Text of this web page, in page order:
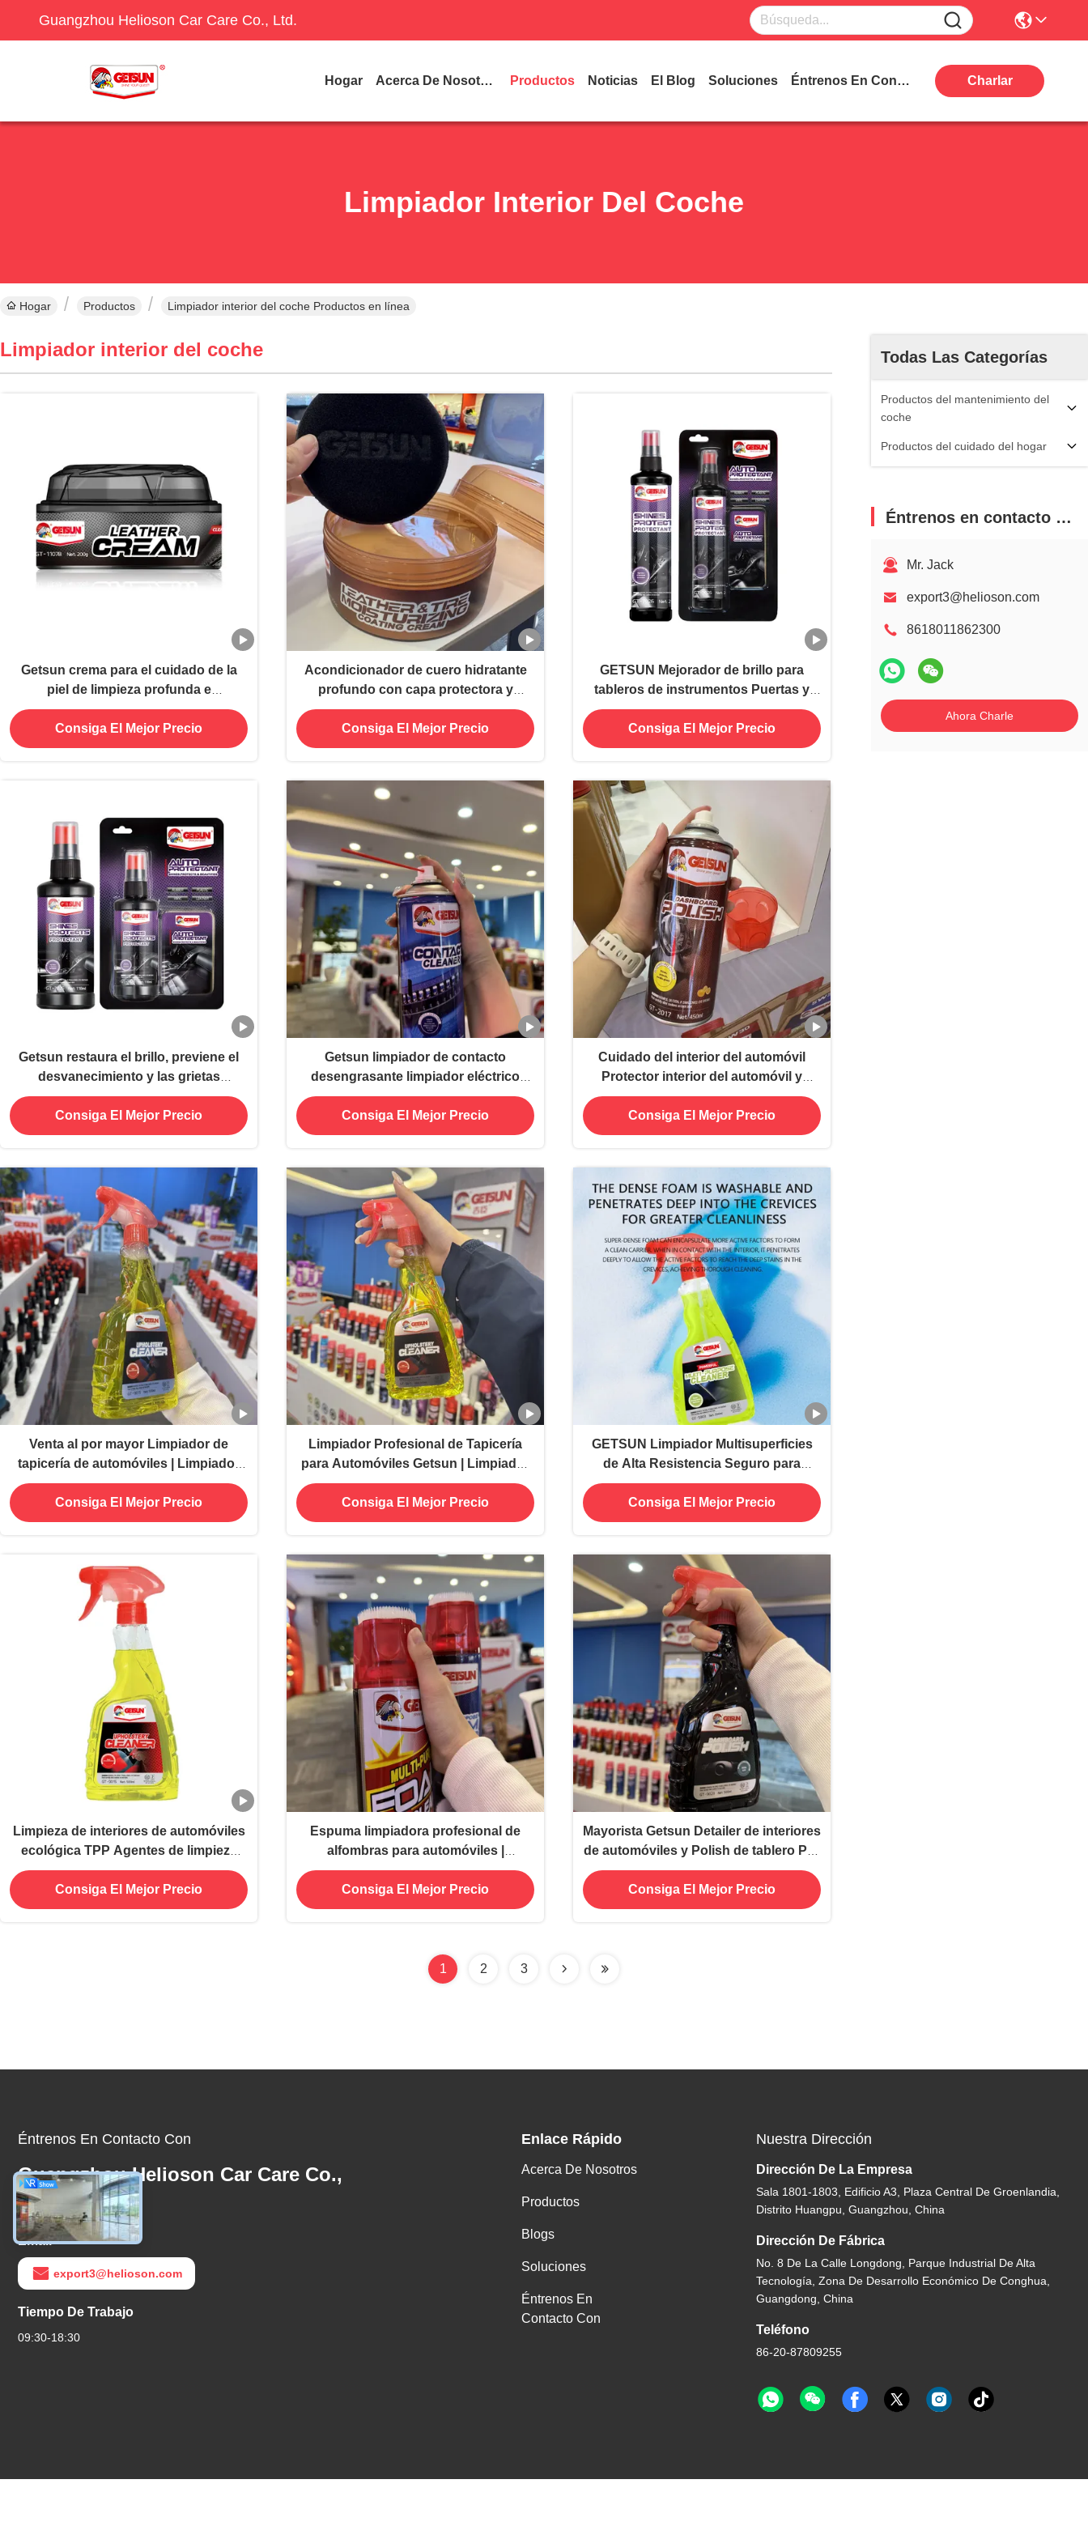
Guangzhou Helioson Car Care Co., Ltd.
Hogar Acerca De Nosotros Productos Noticias El Blog Soluciones Éntrenos En Contacto Con Charlar
Limpiador Interior Del Coche
Hogar Productos Limpiador interior del coche Productos en línea
Todas Las Categorías
Productos del mantenimiento del
coche
Productos del cuidado del hogar
Éntrenos en contacto con
Mr. Jack
export3@helioson.com
8618011862300
Ahora Charle
Limpiador interior del coche
Getsun crema para el cuidado de la
piel de limpieza profunda e
instantánea
Consiga El Mejor Precio
Acondicionador de cuero hidratante
profundo con capa protectora y
fórmula no pegajosa para cuero
automotriz y doméstico
Consiga El Mejor Precio
GETSUN Mejorador de brillo para
tableros de instrumentos Puertas y
paneles Protector
Consiga El Mejor Precio
Getsun restaura el brillo, previene el
desvanecimiento y las grietas
Protector de cuero interior
Consiga El Mejor Precio
Getsun limpiador de contacto
desengrasante limpiador eléctrico
rápido seco
Consiga El Mejor Precio
Cuidado del interior del automóvil
Protector interior del automóvil y
spray de limpieza del salpicadero
Consiga El Mejor Precio
Venta al por mayor Limpiador de
tapicería de automóviles | Limpiador
interior profesional para asientos
Consiga El Mejor Precio
Limpiador Profesional de Tapicería
para Automóviles Getsun | Limpiador
de Telas para Interiores de
Automóviles
Consiga El Mejor Precio
GETSUN Limpiador Multisuperficies
de Alta Resistencia Seguro para
Interiores de Automóviles, Cocinas y
Tapicerías
Consiga El Mejor Precio
Limpieza de interiores de automóviles
ecológica TPP Agentes de limpieza
TKPP 500 ml
Consiga El Mejor Precio
Espuma limpiadora profesional de
alfombras para automóviles |
Fabricante de eliminadores de olores
de mascotas
Consiga El Mejor Precio
Mayorista Getsun Detailer de interiores
de automóviles y Polish de tablero Pro
Pro Interior Care
Consiga El Mejor Precio
1 2 3
Éntrenos En Contacto Con
Guangzhou Helioson Car Care Co.,
Ltd.
Email
export3@helioson.com
Tiempo De Trabajo
09:30-18:30
Enlace Rápido
Acerca De Nosotros
Productos
Blogs
Soluciones
Éntrenos En
Contacto Con
Nuestra Dirección
Dirección De La Empresa
Sala 1801-1803, Edificio A3, Plaza Central De Groenlandia,
Distrito Huangpu, Guangzhou, China
Dirección De Fábrica
No. 8 De La Calle Longdong, Parque Industrial De Alta
Tecnología, Zona De Desarrollo Económico De Conghua,
Guangdong, China
Teléfono
86-20-87809255